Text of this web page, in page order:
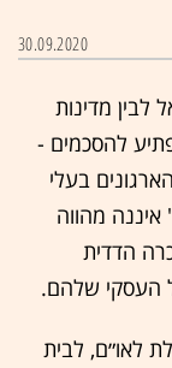
30.09.2020
לבין מדינות
להסכמים -
בעלי
מהווה
הדדית
העסקי שלהם.
לאו״ם, לבית